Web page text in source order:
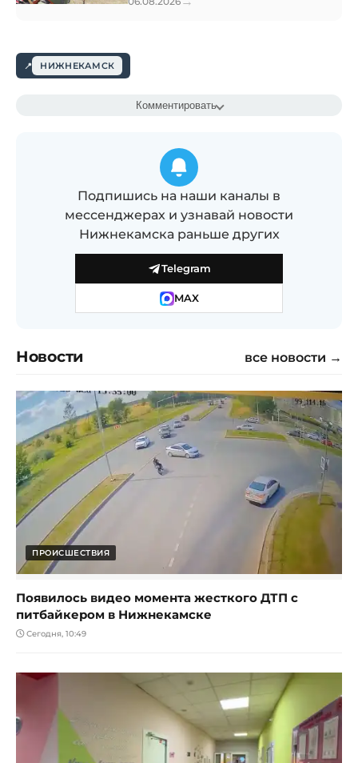
НИЖНЕКАМСК
Комментировать
Подпишись на наши каналы в
мессенджерах и узнавай новости
Нижнекамска раньше других
Telegram
MAX
Новости все новости →
ПРОИСШЕСТВИЯ
Появилось видео момента жесткого ДТП с
питбайкером в Нижнекамске
Сегодня, 10:49